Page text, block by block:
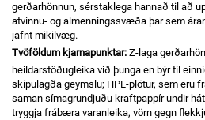
gerðarhönnun, sérstaklega hannað til að
atvinnu- og almenningssvæða þar sem
jafnt mikilvæg.
Tvöföldum kjarnapunktar: Z-laga
heildarstöðugleika við þunga en býr til
skipulagða geymslu; HPL-plötur, sem eru
saman símagrundjuðu kraftpappír undir
tryggja frábæra varanleika, vörn gegn